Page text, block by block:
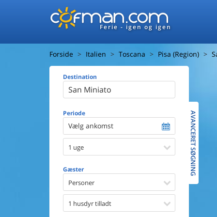
Ferie - igen og igen
Forside Italien Toscana Pisa (Region)
Destination
Periode
Vælg ankomst
1 uge
Gæster
Personer
1 husdyr tilladt
Afstand til
Udsigt til
Faciliteter
Spa
AVANCERET SØGNING